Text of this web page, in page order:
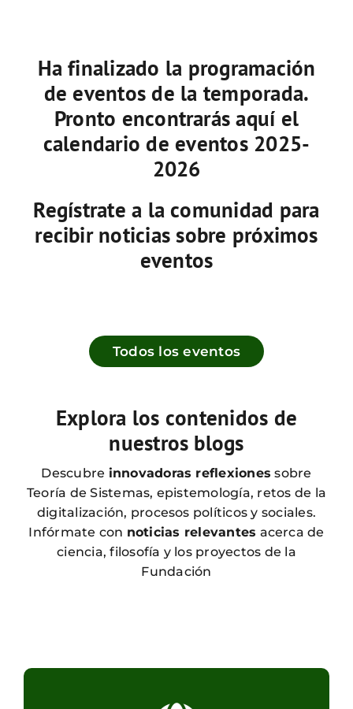
Ha finalizado la programación
de eventos de la temporada.
Pronto encontrarás aquí el
calendario de eventos 2025-
2026
Regístrate a la comunidad para
recibir noticias sobre próximos
eventos
Todos los eventos
Explora los contenidos de
nuestros blogs
Descubre innovadoras reflexiones sobre
Teoría de Sistemas, epistemología, retos de la
digitalización, procesos políticos y sociales.
Infórmate con noticias relevantes acerca de
ciencia, filosofía y los proyectos de la
Fundación